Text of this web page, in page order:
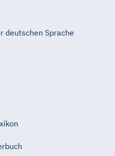
deutschen Sprache